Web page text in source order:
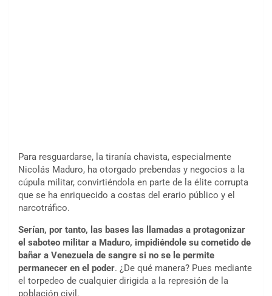
Para resguardarse, la tiranía chavista, especialmente
Nicolás Maduro, ha otorgado prebendas y negocios a la
cúpula militar, convirtiéndola en parte de la élite corrupta
que se ha enriquecido a costas del erario público y el
narcotráfico.
Serían, por tanto, las bases las llamadas a protagonizar
el saboteo militar a Maduro, impidiéndole su cometido de
bañar a Venezuela de sangre si no se le permite
permanecer en el poder. ¿De qué manera? Pues mediante
el torpedeo de cualquier dirigida a la represión de la
población civil.